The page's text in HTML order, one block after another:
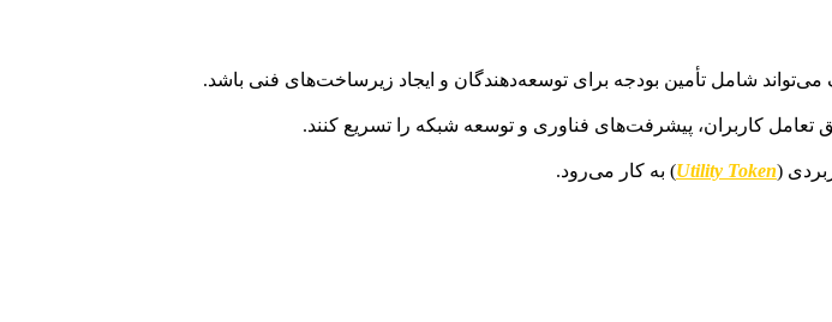
شامل تأمین بودجه برای توسعه‌دهندگان و ایجاد زیرساخت‌های فنی باشد.
تعامل کاربران، پیشرفت‌های فناوری و توسعه شبکه را تسریع کنند.
(
Utility Token) به کار می‌رود.